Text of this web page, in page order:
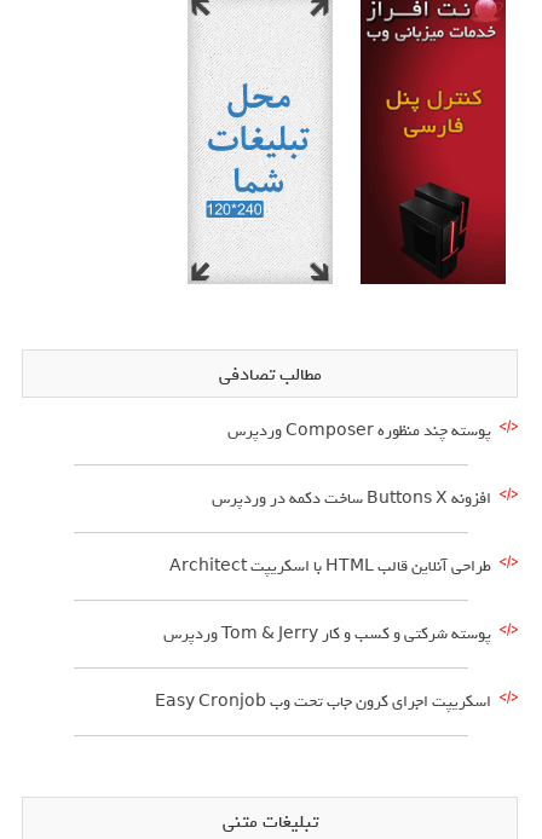
مطالب تصادفی
پوسته چند منظوره Composer وردپرس
افزونه Buttons X ساخت دکمه در وردپرس
طراحی آنلاین قالب HTML با اسکریپت Architect
پوسته شرکتی و کسب و کار Tom & Jerry وردپرس
اسکریپت اجرای کرون جاب تحت وب Easy Cronjob
تبلیغات متنی